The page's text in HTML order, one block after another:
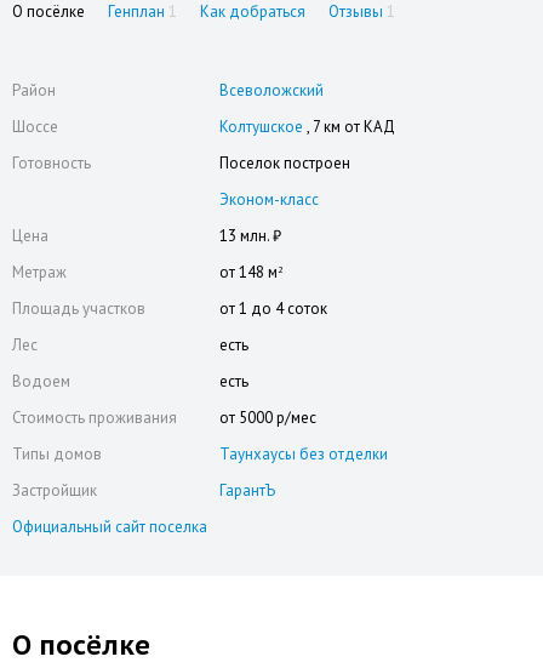
О посёлке Генплан 1 Как добраться Отзывы 1
Район
Всеволожский
Шоссе
Колтушское , 7 км от КАД
Готовность
Поселок построен
Эконом-класс
Цена
13 млн. ₽
Метраж
от 148 м 2
Площадь участков
от 1 до 4 соток
Лес
есть
Водоем
есть
Стоимость проживания
от 5000 р/мес
Типы домов
Таунхаусы без отделки
Застройщик
ГарантЪ
Официальный сайт поселка
О посёлке